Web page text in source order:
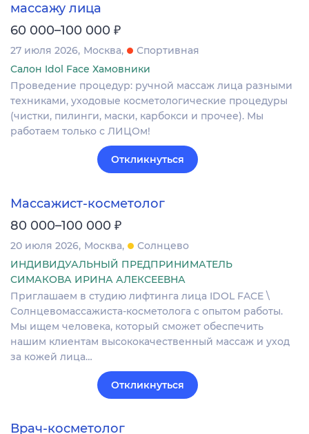
массажу лица
60 000–100 000 ₽
27 июля 2026 Москва
Спортивная
Салон Idol Face Хамовники
Проведение процедур: ручной массаж лица разными
техниками, уходовые косметологические процедуры
(чистки, пилинги, маски, карбокси и прочее). Мы
работаем только с ЛИЦОм!
Откликнуться
Массажист-косметолог
80 000–100 000 ₽
20 июля 2026 Москва
Солнцево
ИНДИВИДУАЛЬНЫЙ ПРЕДПРИНИМАТЕЛЬ
СИМАКОВА ИРИНА АЛЕКСЕЕВНА
Приглашаем в студию лифтинга лица IDOL FACE \
Солнцевомассажиста-косметолога с опытом работы.
Мы ищем человека, который сможет обеспечить
нашим клиентам высококачественный массаж и уход
за кожей лица…
Откликнуться
Врач-косметолог